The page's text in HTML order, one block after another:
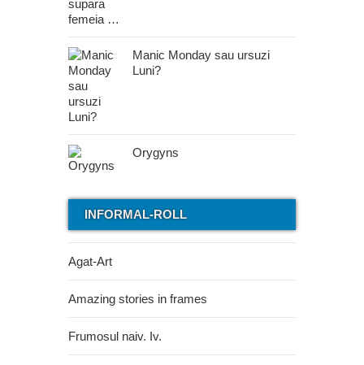
Manic Monday sau ursuzi
Luni?
Orygyns
INFORMAL-ROLL
Agat-Art
Amazing stories in frames
Frumosul naiv. Iv.